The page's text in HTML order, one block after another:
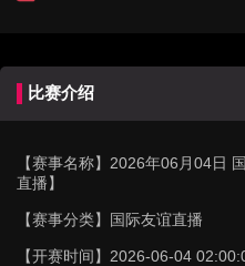
比赛介绍
【赛事名称】 2026年06月04日
直播】
【赛事分类】 国际友谊直播
【开赛时间】 2026-06-04